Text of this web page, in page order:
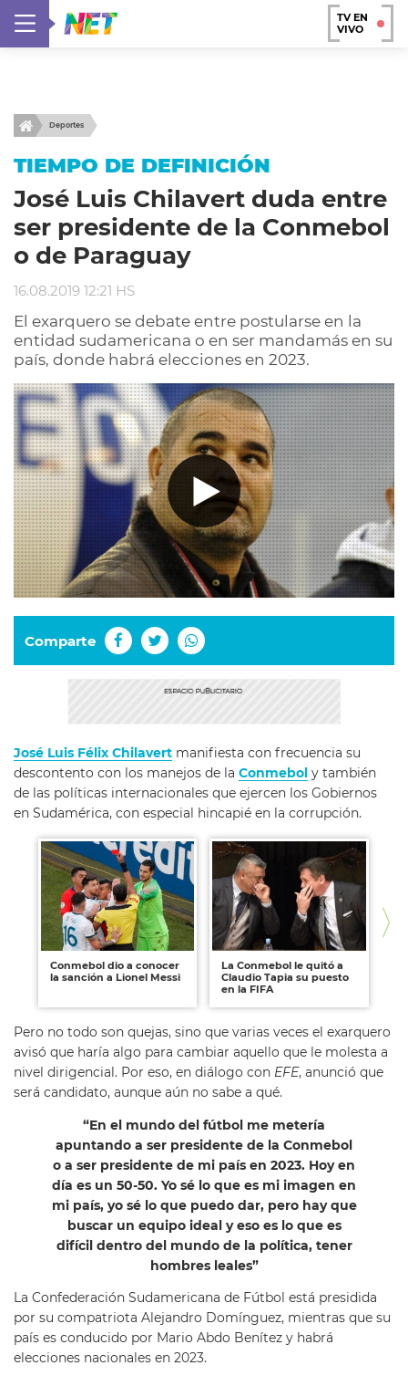
TV EN
VIVO
Deportes
TIEMPO DE DEFINICIÓN
José Luis Chilavert duda entre
ser presidente de la Conmebol
o de Paraguay
16.08.2019 12:21 HS
El exarquero se debate entre postularse en la
entidad sudamericana o en ser mandamás en su
país, donde habrá elecciones en 2023.
Comparte
José Luis Félix Chilavert manifiesta con frecuencia su
descontento con los manejos de la Conmebol y también
de las políticas internacionales que ejercen los Gobiernos
en Sudamérica, con especial hincapié en la corrupción.
Conmebol dio a conocer
la sanción a Lionel Messi
La Conmebol le quitó a
Claudio Tapia su puesto
en la FIFA
Pero no todo son quejas, sino que varias veces el exarquero
avisó que haría algo para cambiar aquello que le molesta a
nivel dirigencial. Por eso, en diálogo con EFE, anunció que
será candidato, aunque aún no sabe a qué.
“En el mundo del fútbol me metería
apuntando a ser presidente de la Conmebol
o a ser presidente de mi país en 2023. Hoy en
día es un 50-50. Yo sé lo que es mi imagen en
mi país, yo sé lo que puedo dar, pero hay que
buscar un equipo ideal y eso es lo que es
difícil dentro del mundo de la política, tener
hombres leales”
La Confederación Sudamericana de Fútbol está presidida
por su compatriota Alejandro Domínguez, mientras que su
país es conducido por Mario Abdo Benítez y habrá
elecciones nacionales en 2023.